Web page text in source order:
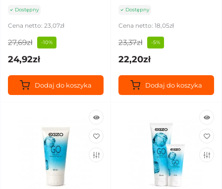
Dostępny
Cena netto: 23,07zł
27,69zł -10%
24,92zł
Dodaj do koszyka
Dostępny
Cena netto: 18,05zł
23,37zł -5%
22,20zł
Dodaj do koszyka